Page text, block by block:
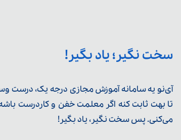
سخت نگیر؛ یاد بگیر!
آی‌نو یه سامانه آموزش مجازی درجه یک، درست
تا بهت ثابت کنه اگر معلمت خفن و کاردرست
می‌کنی. پس سخت نگیر، یاد بگیر!